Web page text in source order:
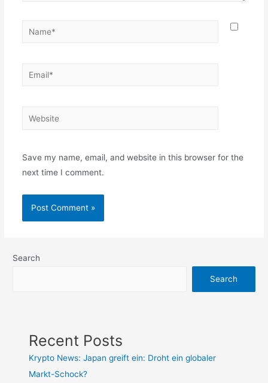
Name*
Email*
Website
Save my name, email, and website in this browser for the
next time I comment.
Search
Search
Recent Posts
Krypto News: Japan greift ein: Droht ein globaler
Markt-Schock?